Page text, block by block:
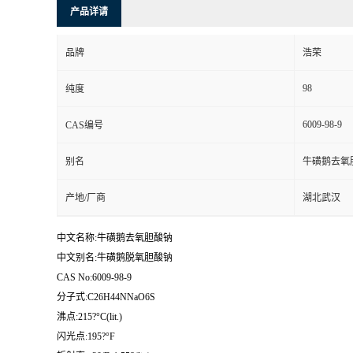
产品详请
品牌 浩荣
纯度 98
CAS编号 6009-98-9
别名 牛磺鹅去氧
产地/厂商 湖北武汉
中文名称:牛磺鹅去氧胆酸钠
中文别名:牛磺鹅脱氧胆酸钠
CAS No:6009-98-9
分子式:C26H44NNaO6S
沸点:215?°C(lit.)
闪光点:195?°F